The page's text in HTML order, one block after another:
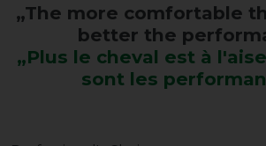
„The more comfortable
better the
„Plus le cheval est à
sont les